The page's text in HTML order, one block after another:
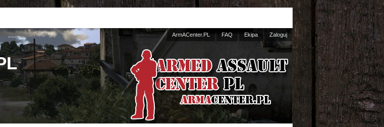
ArmACenter.PL FAQ Ekipa Zaloguj